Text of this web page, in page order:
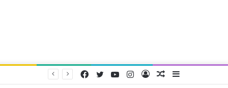
Random
Log
Instagram
YouTube
Twitter
Facebook